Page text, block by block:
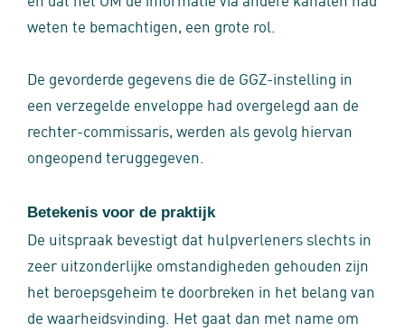
weten te bemachtigen, een grote rol.
De gevorderde gegevens die de GGZ-instelling in
een verzegelde enveloppe had overgelegd aan de
rechter-commissaris, werden als gevolg hiervan
ongeopend teruggegeven.
Betekenis voor de praktijk
De uitspraak bevestigt dat hulpverleners slechts in
zeer uitzonderlijke omstandigheden gehouden zijn
het beroepsgeheim te doorbreken in het belang van
de waarheidsvinding. Het gaat dan met name om